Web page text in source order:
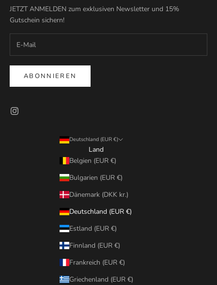
JETZT ANMELDEN zum exklusiven Newsletter und 15%
Gutschein sichern!
ABONNIEREN
Deutschland (EUR €)
Land
Belgien (EUR €)
Bulgarien (EUR €)
Dänemark (DKK kr.)
Deutschland (EUR €)
Estland (EUR €)
Finnland (EUR €)
Frankreich (EUR €)
Griechenland (EUR €)